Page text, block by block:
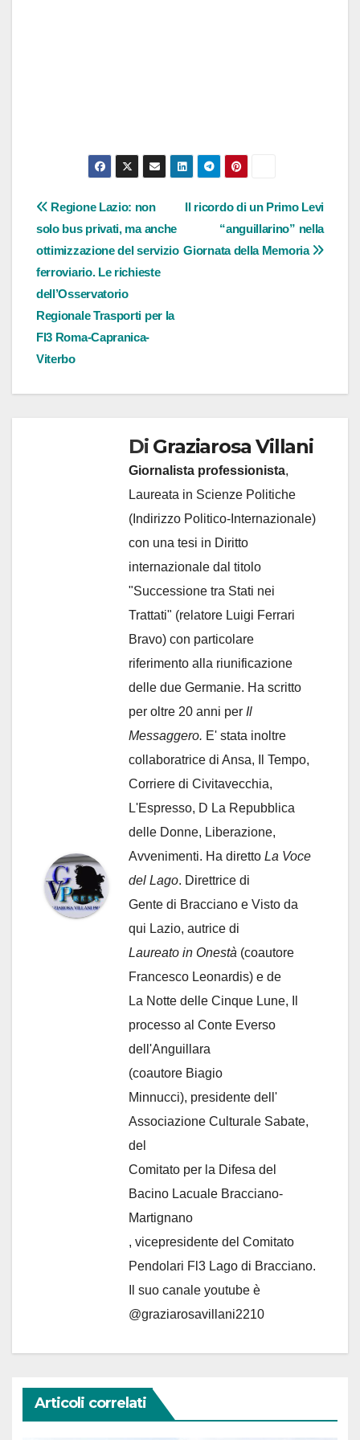
Navigazione
articoli
Il ricordo di un Primo Levi
“anguillarino” nella
Giornata della Memoria
Regione Lazio: non
solo bus privati, ma anche
ottimizzazione del servizio
ferroviario. Le richieste
dell’Osservatorio
Regionale Trasporti per la
Fl3 Roma-Capranica-
Viterbo
Di Graziarosa Villani
Giornalista professionista,
Laureata in Scienze Politiche
(Indirizzo Politico-Internazionale)
con una tesi in Diritto
internazionale dal titolo
"Successione tra Stati nei
Trattati" (relatore Luigi Ferrari
Bravo) con particolare
riferimento alla riunificazione
delle due Germanie. Ha scritto
per oltre 20 anni per Il
Messaggero. E' stata inoltre
collaboratrice di Ansa, Il Tempo,
Corriere di Civitavecchia,
L'Espresso, D La Repubblica
delle Donne, Liberazione,
Avvenimenti. Ha diretto La Voce
del Lago. Direttrice di
Gente di Bracciano e Visto da
qui Lazio, autrice di
Laureato in Onestà (coautore
Francesco Leonardis) e de
La Notte delle Cinque Lune, Il
processo al Conte Everso
dell'Anguillara
(coautore Biagio
Minnucci), presidente dell'
Associazione Culturale Sabate,
del
Comitato per la Difesa del
Bacino Lacuale Bracciano-
Martignano
, vicepresidente del Comitato
Pendolari Fl3 Lago di Bracciano.
Il suo canale youtube è
@graziarosavillani2210
Articoli correlati